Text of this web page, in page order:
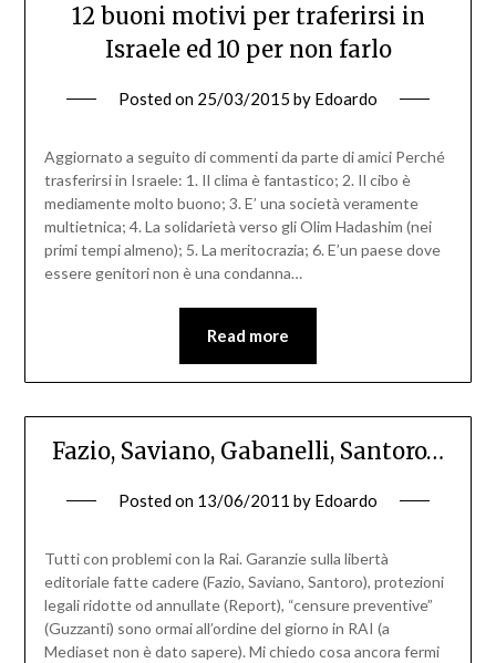
12 buoni motivi per traferirsi in
Israele ed 10 per non farlo
Posted on 25/03/2015 by Edoardo
Aggiornato a seguito di commenti da parte di amici Perché
trasferirsi in Israele: 1. Il clima è fantastico; 2. Il cibo è
mediamente molto buono; 3. E’ una società veramente
multietnica; 4. La solidarietà verso gli Olim Hadashim (nei
primi tempi almeno); 5. La meritocrazia; 6. E’un paese dove
essere genitori non è una condanna…
Read more
Fazio, Saviano, Gabanelli, Santoro…
Posted on 13/06/2011 by Edoardo
Tutti con problemi con la Rai. Garanzie sulla libertà
editoriale fatte cadere (Fazio, Saviano, Santoro), protezioni
legali ridotte od annullate (Report), “censure preventive”
(Guzzanti) sono ormai all’ordine del giorno in RAI (a
Mediaset non è dato sapere). Mi chiedo cosa ancora fermi